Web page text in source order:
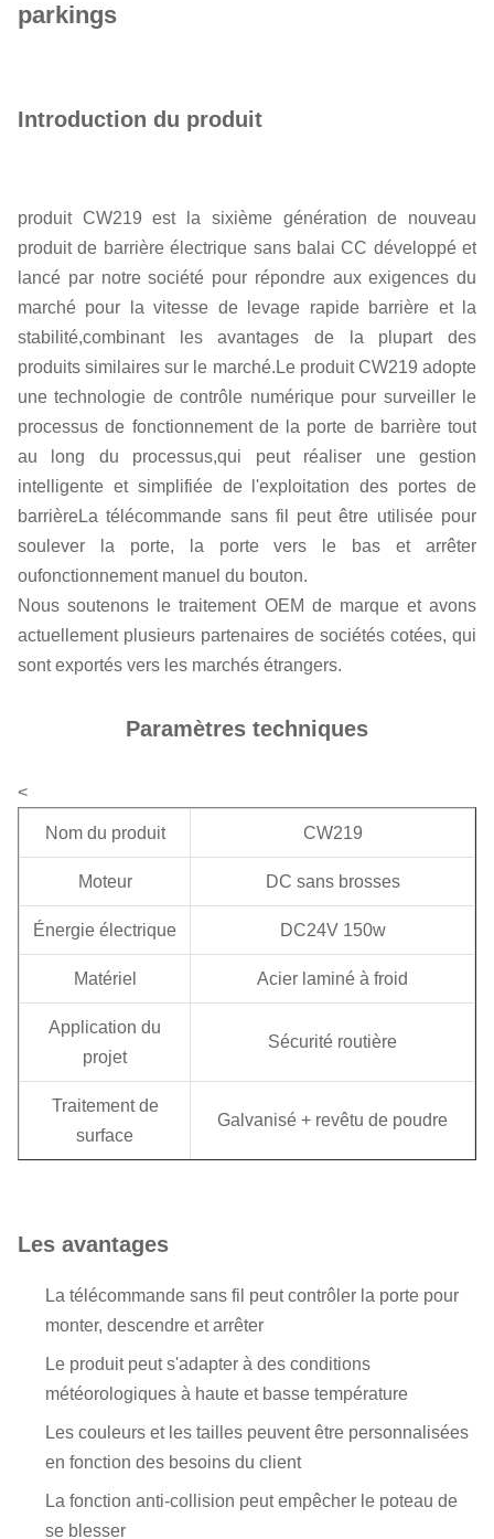
parkings
Introduction du produit
produit CW219 est la sixième génération de nouveau
produit de barrière électrique sans balai CC développé et
lancé par notre société pour répondre aux exigences du
marché pour la vitesse de levage rapide barrière et la
stabilité,combinant les avantages de la plupart des
produits similaires sur le marché.Le produit CW219 adopte
une technologie de contrôle numérique pour surveiller le
processus de fonctionnement de la porte de barrière tout
au long du processus,qui peut réaliser une gestion
intelligente et simplifiée de l'exploitation des portes de
barrièreLa télécommande sans fil peut être utilisée pour
soulever la porte, la porte vers le bas et arrêter
oufonctionnement manuel du bouton.
Nous soutenons le traitement OEM de marque et avons
actuellement plusieurs partenaires de sociétés cotées, qui
sont exportés vers les marchés étrangers.
Paramètres techniques
<
Nom du produit CW219
Moteur DC sans brosses
Énergie électrique DC24V 150w
Matériel Acier laminé à froid
Application du
projet
Sécurité routière
Traitement de
surface
Galvanisé + revêtu de poudre
-40°C à +80°C
Poteaux
disponibles
Le bras droit, le bras pliable, le
boom de la clôture, la tige en
Longueur du
support
bras droit ≤ 6m, élan de clôture ≤
4,5m
Les avantages
La télécommande sans fil peut contrôler la porte pour
monter, descendre et arrêter
Le produit peut s'adapter à des conditions
météorologiques à haute et basse température
Les couleurs et les tailles peuvent être personnalisées
en fonction des besoins du client
La fonction anti-collision peut empêcher le poteau de
se blesser